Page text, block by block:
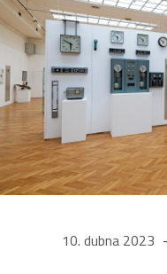
10. dubna 2023